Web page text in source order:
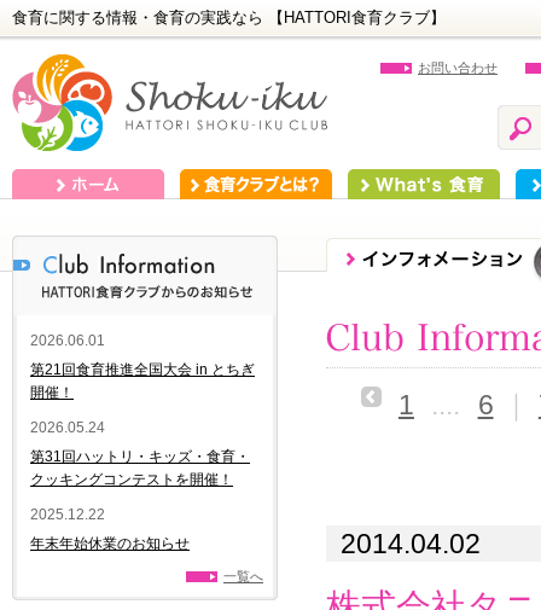
食育に関する情報・食育の実践なら 【HATTORI食育クラブ】
お問い合わせ
1 .... 6 ｜
2014.04.02
2026.06.01
第21回食育推進全国大会 in とちぎ
開催！
2026.05.24
第31回ハットリ・キッズ・食育・
クッキングコンテストを開催！
2025.12.22
年末年始休業のお知らせ
一覧へ